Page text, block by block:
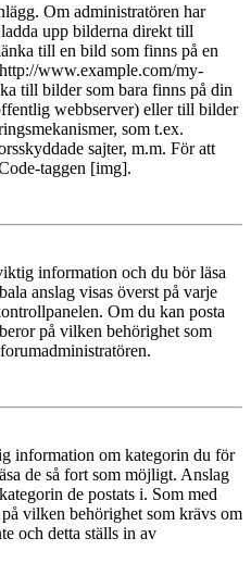
Om administratören har
upp bilderna direkt till
till en bild som finns på en
www.example.com/my-
till bilder som bara finns på din
webbserver) eller till bilder
som t.ex.
sajter, m.m. För att
taggen [img].
information och du bör läsa
anslag visas överst på varje
Om du kan posta
på vilken behörighet som
information om kategorin du för
de så fort som möjligt. Anslag
de postats i. Som med
vilken behörighet som krävs om
och detta ställs in av